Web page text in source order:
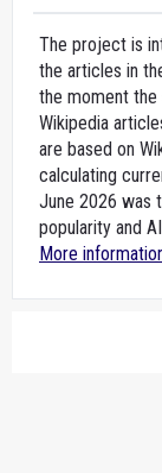
The project is
the articles in
the moment
Wikipedia
are based on
calculating
June 2026 was
popularity and
More